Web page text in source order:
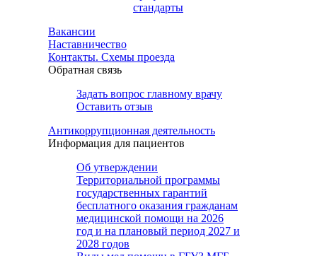
стандарты
Вакансии
Наставничество
Контакты. Схемы проезда
Обратная связь
Задать вопрос главному врачу
Оставить отзыв
Антикоррупционная деятельность
Информация для пациентов
Об утверждении
Территориальной программы
государственных гарантий
бесплатного оказания гражданам
медицинской помощи на 2026
год и на плановый период 2027 и
2028 годов